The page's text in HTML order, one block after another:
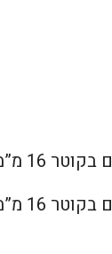
אורך 78, רוחב 33, גובה 109 ס”מ
אורך 78, רוחב 33, גובה 109 ס”מ